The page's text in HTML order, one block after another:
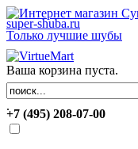
super-shuba.ru
Только лучшие шубы
Ваша корзина пуста.
.
+7 (495) 208-07-00